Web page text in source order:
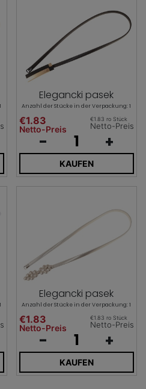
Elegancki pasek
Anzahl der Stücke in der Verpackung: 1
€1.83
Netto-Preis
€1.83 ro Stück
Netto-Preis
- +
KAUFEN
Elegancki pasek
Anzahl der Stücke in der Verpackung: 1
€1.83
Netto-Preis
€1.83 ro Stück
Netto-Preis
- +
KAUFEN